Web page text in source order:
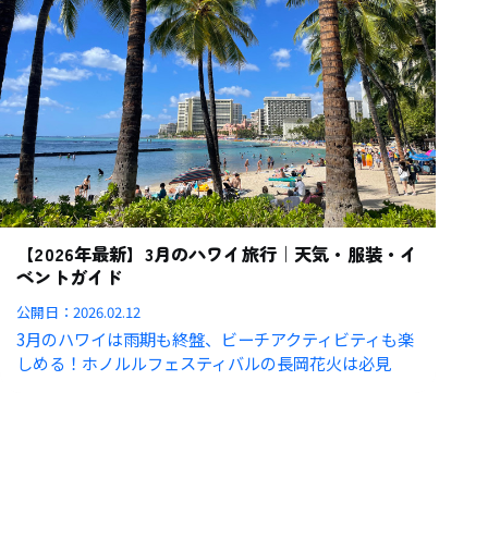
【2026年最新】3月のハワイ旅行｜天気・服装・イ
ベントガイド
公開日：2026.02.12
3月のハワイは雨期も終盤、ビーチアクティビティも楽
しめる！ホノルルフェスティバルの長岡花火は必見